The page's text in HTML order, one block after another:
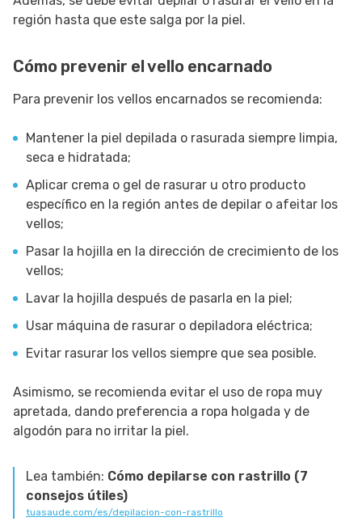
región hasta que este salga por la piel.
Cómo prevenir el vello encarnado
Para prevenir los vellos encarnados se recomienda:
Mantener la piel depilada o rasurada siempre limpia,
seca e hidratada;
Aplicar crema o gel de rasurar u otro producto
específico en la región antes de depilar o afeitar los
vellos;
Pasar la hojilla en la dirección de crecimiento de los
vellos;
Lavar la hojilla después de pasarla en la piel;
Usar máquina de rasurar o depiladora eléctrica;
Evitar rasurar los vellos siempre que sea posible.
Asimismo, se recomienda evitar el uso de ropa muy
apretada, dando preferencia a ropa holgada y de
algodón para no irritar la piel.
Lea también: Cómo depilarse con rastrillo (7
consejos útiles)
tuasaude.com/es/depilacion-con-rastrillo